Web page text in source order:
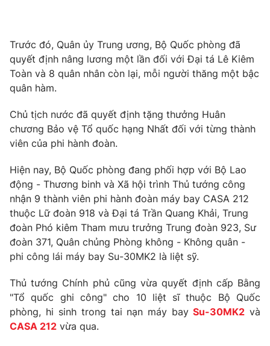
VTV Sức khoẻ Bất động sản
VTV4 Vươn mình bằng AI
VTV9 VTV8
Liên hệ tòa soạn English
Theo dõi báo trên
Trước đó, Quân ủy Trung ương, Bộ Quốc phòng đã
quyết định nâng lương một lần đối với Đại tá Lê Kiêm
Toàn và 8 quân nhân còn lại, mỗi người thăng một bậc
quân hàm.
Chủ tịch nước đã quyết định tặng thưởng Huân
chương Bảo vệ Tổ quốc hạng Nhất đối với từng thành
viên của phi hành đoàn.
Hiện nay, Bộ Quốc phòng đang phối hợp với Bộ Lao
động - Thương binh và Xã hội trình Thủ tướng công
nhận 9 thành viên phi hành đoàn máy bay CASA 212
thuộc Lữ đoàn 918 và Đại tá Trần Quang Khải, Trung
đoàn Phó kiêm Tham mưu trưởng Trung đoàn 923, Sư
đoàn 371, Quân chủng Phòng không - Không quân -
phi công lái máy bay Su-30MK2 là liệt sỹ.
Thủ tướng Chính phủ cũng vừa quyết định cấp Bằng
"Tổ quốc ghi công" cho 10 liệt sĩ thuộc Bộ Quốc
phòng, hi sinh trong tai nạn máy bay Su-30MK2 và
CASA 212 vừa qua.